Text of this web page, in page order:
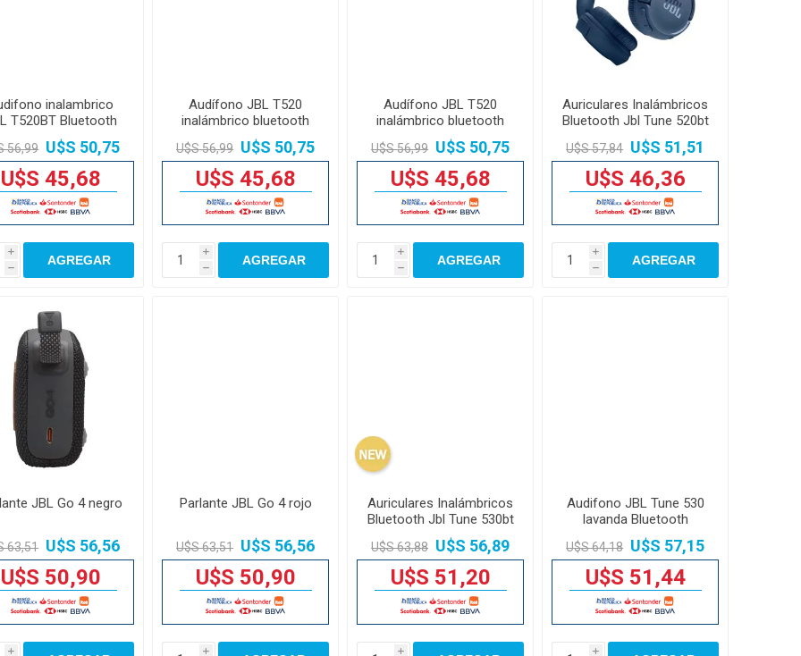
inalambrico
T520BT Bluetooth
azul
56,99 U$S 50,75
U$S 45,68
i
h
AGREGAR
Audífono JBL T520
inalámbrico bluetooth
blanco
U$S 56,99 U$S 50,75
U$S 45,68
i
h
AGREGAR
Audífono JBL T520
inalámbrico bluetooth
negro
U$S 56,99 U$S 50,75
U$S 45,68
i
h
AGREGAR
Auriculares Inalámbricos
Bluetooth Jbl Tune 520bt
33mm
U$S 57,84 U$S 51,51
U$S 46,36
i
h
AGREGAR
JBL Go 4 negro
63,51 U$S 56,56
U$S 50,90
i
Parlante JBL Go 4 rojo
U$S 63,51 U$S 56,56
U$S 50,90
i
Auriculares Inalámbricos
Bluetooth Jbl Tune 530bt
33mm
U$S 63,88 U$S 56,89
U$S 51,20
i
Audifono JBL Tune 530
lavanda Bluetooth
U$S 64,18 U$S 57,15
U$S 51,44
i